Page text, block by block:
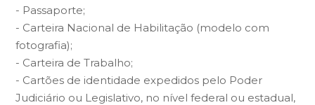
- Passaporte;
- Carteira Nacional de Habilitação (modelo com
fotografia);
- Carteira de Trabalho;
- Cartões de identidade expedidos pelo Poder
Judiciário ou Legislativo, no nível federal ou estadual,